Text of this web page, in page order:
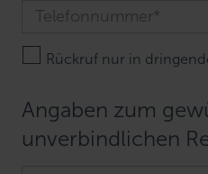
Rückruf nur in
Angaben zum
unverbindlichen